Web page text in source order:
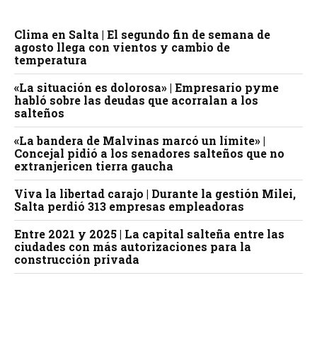
Clima en Salta | El segundo fin de semana de
agosto llega con vientos y cambio de
temperatura
«La situación es dolorosa» | Empresario pyme
habló sobre las deudas que acorralan a los
salteños
«La bandera de Malvinas marcó un límite» |
Concejal pidió a los senadores salteños que no
extranjericen tierra gaucha
Viva la libertad carajo | Durante la gestión Milei,
Salta perdió 313 empresas empleadoras
Entre 2021 y 2025 | La capital salteña entre las
ciudades con más autorizaciones para la
construcción privada